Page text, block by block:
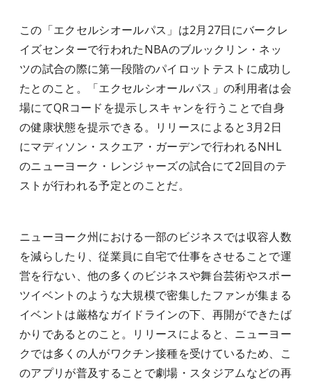
この「エクセルシオールパス」は2月27日にバークレ
イズセンターで行われたNBAのブルックリン・ネッ
ツの試合の際に第一段階のパイロットテストに成功し
たとのこと。「エクセルシオールパス」の利用者は会
場にてQRコードを提示しスキャンを行うことで自身
の健康状態を提示できる。リリースによると3月2日
にマディソン・スクエア・ガーデンで行われるNHL
のニューヨーク・レンジャーズの試合にて2回目のテ
ストが行われる予定とのことだ。
ニューヨーク州における一部のビジネスでは収容人数
を減らしたり、従業員に自宅で仕事をさせることで運
営を行ない、他の多くのビジネスや舞台芸術やスポー
ツイベントのような大規模で密集したファンが集まる
イベントは厳格なガイドラインの下、再開ができたば
かりであるとのこと。リリースによると、ニューヨー
クでは多くの人がワクチン接種を受けているため、こ
のアプリが普及することで劇場・スタジアムなどの再